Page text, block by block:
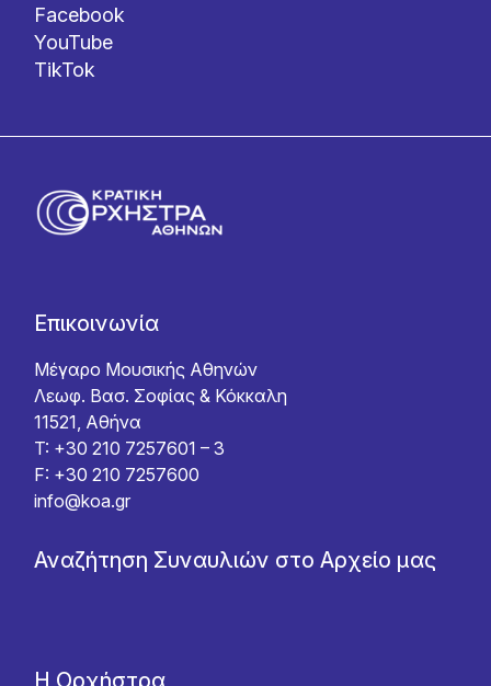
Facebook
YouTube
TikTok
Επικοινωνία
Μέγαρο Μουσικής Αθηνών
Λεωφ. Βασ. Σοφίας & Κόκκαλη
11521, Αθήνα
T: +30 210 7257601 – 3
F: +30 210 7257600
info@koa.gr
Αναζήτηση Συναυλιών στο Αρχείο μας
Η Ορχήστρα